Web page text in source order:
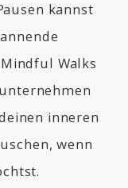
kannst
Walks
inneren
wenn